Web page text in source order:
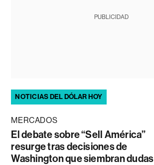
PUBLICIDAD
NOTICIAS DEL DÓLAR HOY
MERCADOS
El debate sobre “Sell América”
resurge tras decisiones de
Washington que siembran dudas